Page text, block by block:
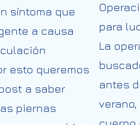
síntoma que
a causa
esto queremos
a saber
piernas
para
La
antes